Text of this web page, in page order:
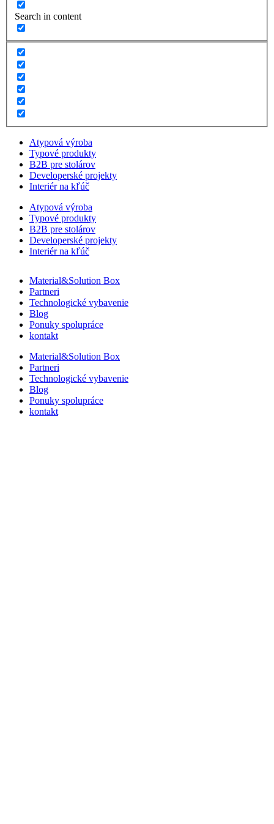
Search in content
Atypová výroba
Typové produkty
B2B pre stolárov
Developerské projekty
Interiér na kľúč
Atypová výroba
Typové produkty
B2B pre stolárov
Developerské projekty
Interiér na kľúč
Material&Solution Box
Partneri
Technologické vybavenie
Blog
Ponuky spolupráce
kontakt
Material&Solution Box
Partneri
Technologické vybavenie
Blog
Ponuky spolupráce
kontakt